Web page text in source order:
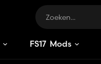
FS17 Mods